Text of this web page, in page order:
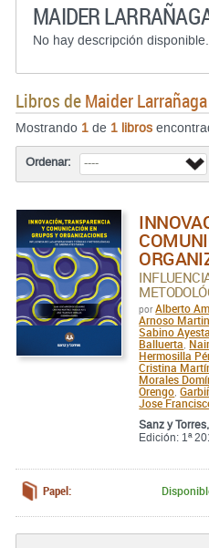
MAIDER
No hay descripción disponible.
Libros deMaider
Mostrando 1 de 1 libros
Ordenar:
por Alberto
Arnoso
Sabino
Balluerta
Hermosilla
Cristina
Morales
Orengo ,
Jose
Sanz y
Edición: 1ª
Papel: